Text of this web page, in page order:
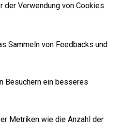
der Verwendung von Cookies
Sammeln von Feedbacks und
Besuchern ein besseres
Metriken wie die Anzahl der